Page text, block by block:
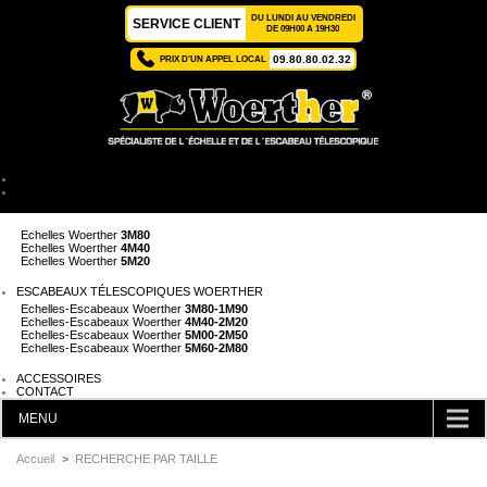
SERVICE CLIENT
DU LUNDI AU VENDREDI
DE 09H00 A 19H30
PRIX D'UN APPEL LOCAL 09.80.80.02.32
Echelles Woerther 3M80
Echelles Woerther 4M40
Echelles Woerther 5M20
ESCABEAUX TÉLESCOPIQUES WOERTHER
Echelles-Escabeaux Woerther 3M80-1M90
Echelles-Escabeaux Woerther 4M40-2M20
Echelles-Escabeaux Woerther 5M00-2M50
Echelles-Escabeaux Woerther 5M60-2M80
ACCESSOIRES
CONTACT
MENU
CATÉGORIES
Accueil > RECHERCHE PAR TAILLE